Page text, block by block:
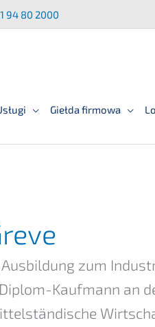
94 80 2000
Giełda firmowa
Ausbil­dung zum
Kaufmann an